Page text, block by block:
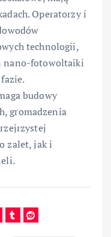
Operatorzy i
technologii,
nano-fotowoltaiki
budowy
gromadzenia
zalet, jak i